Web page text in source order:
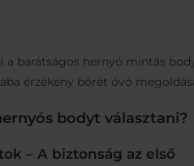
a barátságos hernyó mintás
érzékeny bőrét óvó
bodyt választani?
– A biztonság az első